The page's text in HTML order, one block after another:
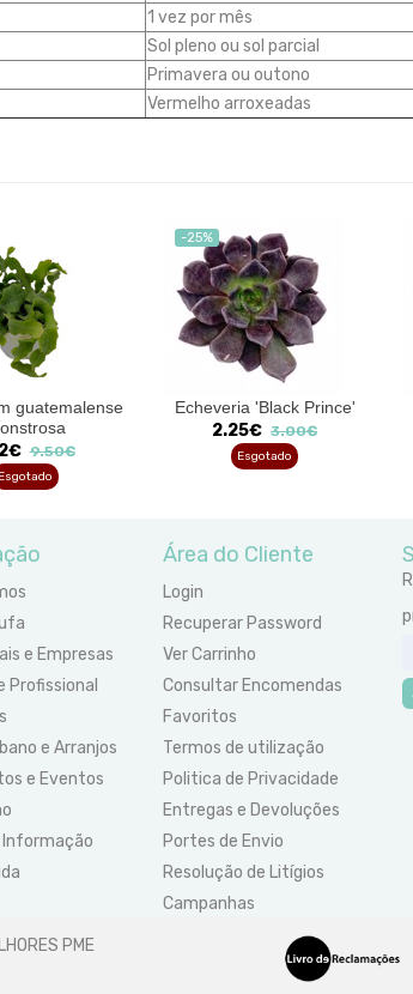
1 vez por mês
Sol pleno ou sol parcial
Primavera ou outono
Vermelho arroxeadas
guatemalense
9.50€
Esgotado
-25%
Echeveria 'Black Prince'
2.25€ 3.00€
Esgotado
e Empresas
Profissional
e Arranjos
e Eventos
Informação
Área do Cliente
Login
Recuperar Password
Ver Carrinho
Consultar Encomendas
Favoritos
Termos de utilização
Politica de Privacidade
Entregas e Devoluções
Portes de Envio
Resolução de Litígios
Campanhas
PME